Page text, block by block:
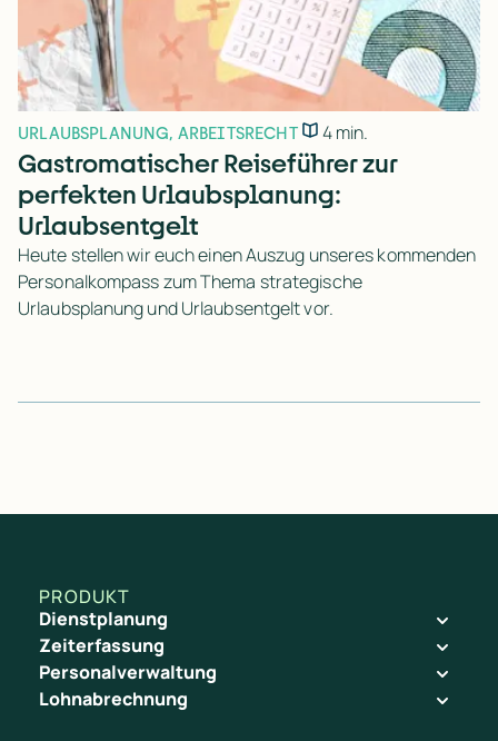
URLAUBSPLANUNG, ARBEITSRECHT 4 min.
Gastromatischer Reiseführer zur
perfekten Urlaubsplanung:
Urlaubsentgelt
Heute stellen wir euch einen Auszug unseres kommenden
Personalkompass zum Thema strategische
Urlaubsplanung und Urlaubsentgelt vor.
PRODUKT
Dienstplanung
Zeiterfassung
Personalverwaltung
Lohnabrechnung